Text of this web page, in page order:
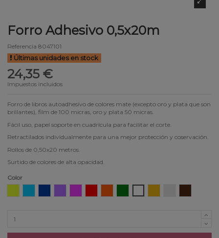
Forro Adhesivo 0,5x20m
Referencia 8047101
Últimas unidades en stock
24,35 €
Impuestos incluidos
Forro de libros autoadhesivo de colores mate (excepto oro y plata que son
brillantes), film de 100 micras, oro y plata 50 micras.
Fácil uso, papel soporte en cuadrícula para facilitar el corte.
Retractilados individualmente para una mejor protección y coservación.
Rollos de 0,50x20 metros.
Surtido de colores de alta opacidad.
Color